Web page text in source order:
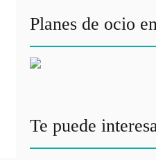
Planes de ocio
Te puede